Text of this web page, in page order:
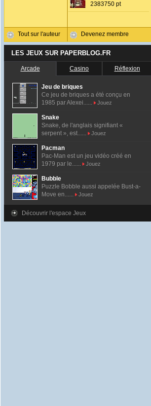
Tout sur l'auteur
2383750 pt
Devenez membre
LES JEUX SUR PAPERBLOG.FR
Arcade Casino Réflexion
Jeu de briques
Ce jeu de briques a été conçu en
1985 par Alexei......
Jouez
Snake
Snake, de l'anglais signifiant «
serpent », est......
Jouez
Pacman
Pac-Man est un jeu vidéo créé en
1979 par le......
Jouez
Bubble
Puzzle Bobble aussi appelée Bust-a-
Move en......
Jouez
Découvrir l'espace Jeux